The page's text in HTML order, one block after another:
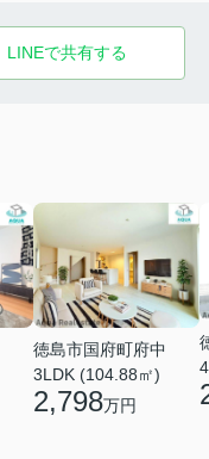
LINEで共有する
徳島市国府町府中
3LDK (104.88㎡)
2,798万円